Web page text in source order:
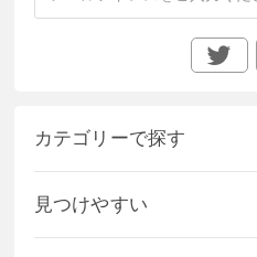
カテゴリーで探す
見つけやすい